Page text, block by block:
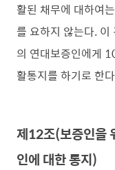
활된 채무에 대하여
를 요하지 않는다.
의 연대보증인에게
활통지를 하기로 한
제12조(보증인을
인에 대한 통지)